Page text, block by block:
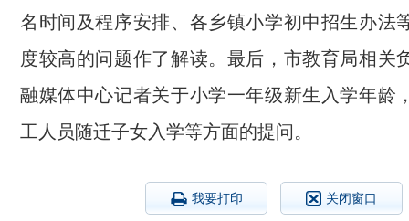
名时间及程序安排、各乡镇小学初中招生办法
度较高的问题作了解读。最后，市教育局相关
融媒体中心记者关于小学一年级新生入学年龄
工人员随迁子女入学等方面的提问。
我要打印 关闭窗口